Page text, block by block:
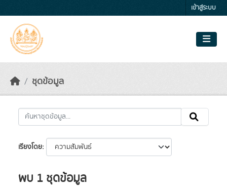
เข้าสู่ระบบ
ชุดข้อมูล
เรียงโดย
พบ 1 ชุดข้อมูล